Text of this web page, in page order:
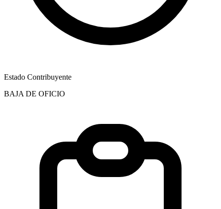
Estado Contribuyente
BAJA DE OFICIO